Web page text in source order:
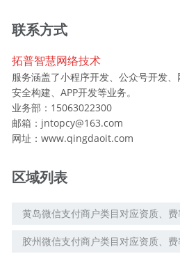
联系方式
拓普智慧网络技术
服务涵盖了小程序开发、公众号开发
安全构建、APP开发等业务。
业务部：15063022300
邮箱：jntopcy@163.com
网址：www.qingdaoit.com
区域列表
黄岛微信支付商户类目对应资质、
胶州微信支付商户类目对应资质、